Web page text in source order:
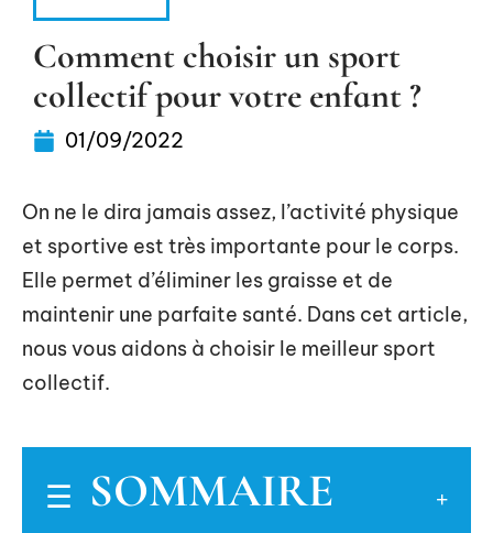
Comment choisir un sport
collectif pour votre enfant ?
01/09/2022
On ne le dira jamais assez, l’activité physique
et sportive est très importante pour le corps.
Elle permet d’éliminer les graisse et de
maintenir une parfaite santé. Dans cet article,
nous vous aidons à choisir le meilleur sport
collectif.
SOMMAIRE